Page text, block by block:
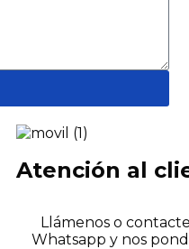
Atención al
Llámenos o
Whatsapp y nos